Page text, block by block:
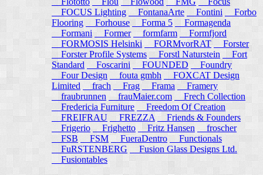
FOCUS Lighting
FontanaArte Fontini
Forbo
Flooring
Forhouse Forma 5
Formagenda
Formani
Former formfarm
Formfjord
FORMOSIS Helsinki
FORMvorRAT
Forster
Forster Profile Systems
Forstl Naturstein
Fort
Standard
Foscarini FOUNDED
Foundry
Four Design
fouta gmbh
FOXCAT Design
Limited
frach Frag Frama
Framery
fraubrunnen
frauMaier.com
Frech Collection
Fredericia Furniture
Freedom Of Creation
FREIFRAU
FREZZA
Friends & Founders
Frigerio
Frighetto Fritz Hansen
froscher
FSB
FSM FueraDentro
Functionals
FuRSTENBERG
Fusion Glass Designs Ltd.
Fusiontables